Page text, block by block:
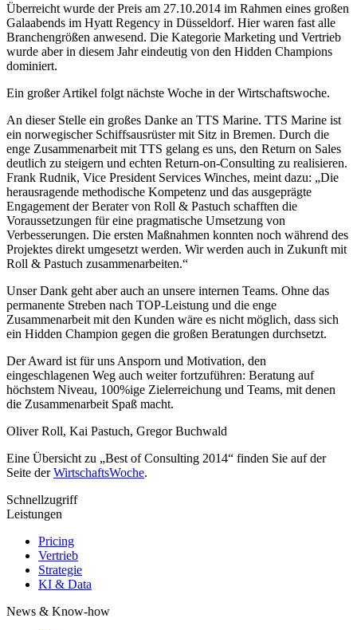
Überreicht wurde der Preis am 27.10.2014 im Rahmen eines großen
Galaabends im Hyatt Regency in Düsseldorf. Hier waren fast alle
Branchengrößen anwesend. Die Kategorie Marketing und Vertrieb
wurde aber in diesem Jahr eindeutig von den Hidden Champions
dominiert.
Ein großer Artikel folgt nächste Woche in der Wirtschaftswoche.
An dieser Stelle ein großes Danke an TTS Marine. TTS Marine ist
ein norwegischer Schiffsausrüster mit Sitz in Bremen. Durch die
enge Zusammenarbeit mit TTS gelang es uns, den Return on Sales
deutlich zu steigern und echten Return-on-Consulting zu realisieren.
Frank Rudnik, Vice President Services Winches, meint dazu: „Die
herausragende methodische Kompetenz und das ausgeprägte
Engagement der Berater von Roll & Pastuch schafften die
Voraussetzungen für eine pragmatische Umsetzung von
Verbesserungen. Die ersten Maßnahmen konnten noch während des
Projektes direkt umgesetzt werden. Wir werden auch in Zukunft mit
Roll & Pastuch zusammenarbeiten.“
Unser Dank geht aber auch an unsere internen Teams. Ohne das
permanente Streben nach TOP-Leistung und die enge
Zusammenarbeit mit den Kunden wäre es nicht möglich, dass sich
ein Hidden Champion gegen die großen Beratungen durchsetzt.
Der Award ist für uns Ansporn und Motivation, den
eingeschlagenen Weg auch weiter fortzuführen: Beratung auf
höchstem Niveau, 100%ige Zielerreichung und Teams, mit denen
die Zusammenarbeit Spaß macht.
Oliver Roll, Kai Pastuch, Gregor Buchwald
Eine Übersicht zu „Best of Consulting 2014“ finden Sie auf der
Seite derWirtschaftsWoche.
Schnellzugriff
Leistungen
Pricing
Vertrieb
Strategie
KI & Data
News & Know-how